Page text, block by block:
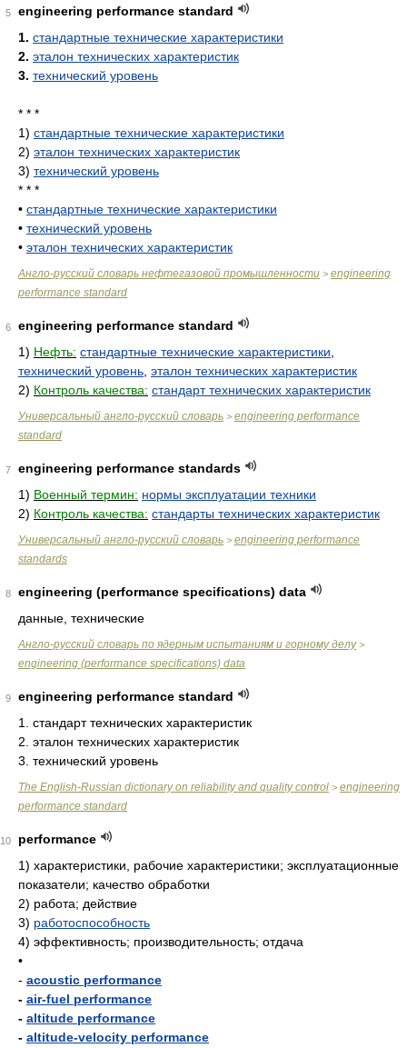
5
engineering performance standard
1. стандартные технические характеристики
2. эталон технических характеристик
3. технический уровень
* * *
1) стандартные технические характеристики
2) эталон технических характеристик
3) технический уровень
* * *
• стандартные технические характеристики
• технический уровень
• эталон технических характеристик
Англо-русский словарь нефтегазовой промышленности > engineering
performance standard
6
engineering performance standard
1) Нефть: стандартные технические характеристики
технический уровень эталон технических характеристик
2) Контроль качества: стандарт технических характеристик
Универсальный англо-русский словарь > engineering performance
standard
7
engineering performance standards
1) Военный термин: нормы эксплуатации техники
2) Контроль качества: стандарты технических характеристик
Универсальный англо-русский словарь > engineering performance
standards
8
engineering (performance specifications) data
данные, технические
Англо-русский словарь по ядерным испытаниям и горному делу>
engineering (performance specifications) data
9
engineering performance standard
1. стандарт технических характеристик
2. эталон технических характеристик
3. технический уровень
The English-Russian dictionary on reliability and quality control > engineering
performance standard
10
performance
1) характеристики, рабочие характеристики; эксплуатационные
показатели; качество обработки
2) работа; действие
3) работоспособность
4) эффективность; производительность; отдача
•
- acoustic performance
- air-fuel performance
- altitude performance
- altitude-velocity performance